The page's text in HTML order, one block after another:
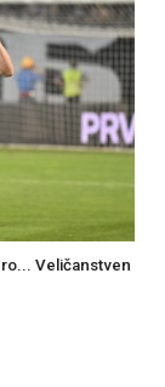
Veličanstven